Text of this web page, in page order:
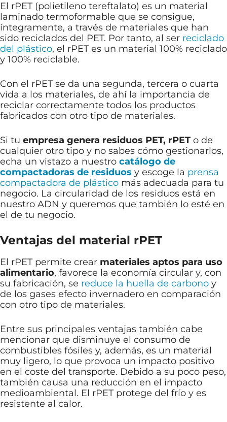
El rPET (polietileno tereftalato) es un material
laminado termoformable que se consigue,
íntegramente, a través de materiales que han
sido reciclados del PET. Por tanto, al ser reciclado
del plástico, el rPET es un material 100% reciclado
y 100% reciclable.
Con el rPET se da una segunda, tercera o cuarta
vida a los materiales, de ahí la importancia de
reciclar correctamente todos los productos
fabricados con otro tipo de materiales.
Si tu empresa genera residuos PET, rPET o de
cualquier otro tipo y no sabes cómo gestionarlos,
echa un vistazo a nuestro catálogo de
compactadoras de residuos y escoge la prensa
compactadora de plástico más adecuada para tu
negocio. La circularidad de los residuos está en
nuestro ADN y queremos que también lo esté en
el de tu negocio.
Ventajas del material rPET
El rPET permite crear materiales aptos para uso
alimentario, favorece la economía circular y, con
su fabricación, se reduce la huella de carbono y
de los gases efecto invernadero en comparación
con otro tipo de materiales.
Entre sus principales ventajas también cabe
mencionar que disminuye el consumo de
combustibles fósiles y, además, es un material
muy ligero, lo que provoca un impacto positivo
en el coste del transporte. Debido a su poco peso,
también causa una reducción en el impacto
medioambiental. El rPET protege del frío y es
resistente al calor.